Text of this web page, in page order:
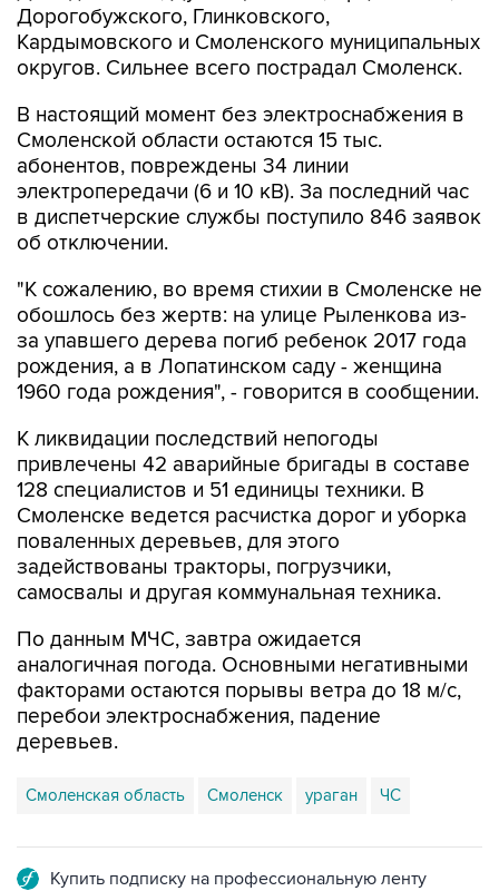
Дорогобужского, Глинковского,
Кардымовского и Смоленского муниципальных
округов. Сильнее всего пострадал Смоленск.
В настоящий момент без электроснабжения в
Смоленской области остаются 15 тыс.
абонентов, повреждены 34 линии
электропередачи (6 и 10 кВ). За последний час
в диспетчерские службы поступило 846 заявок
об отключении.
"К сожалению, во время стихии в Смоленске не
обошлось без жертв: на улице Рыленкова из-
за упавшего дерева погиб ребенок 2017 года
рождения, а в Лопатинском саду - женщина
1960 года рождения", - говорится в сообщении.
К ликвидации последствий непогоды
привлечены 42 аварийные бригады в составе
128 специалистов и 51 единицы техники. В
Смоленске ведется расчистка дорог и уборка
поваленных деревьев, для этого
задействованы тракторы, погрузчики,
самосвалы и другая коммунальная техника.
По данным МЧС, завтра ожидается
аналогичная погода. Основными негативными
факторами остаются порывы ветра до 18 м/с,
перебои электроснабжения, падение
деревьев.
Смоленская область Смоленск ураган ЧС
Купить подписку на профессиональную ленту